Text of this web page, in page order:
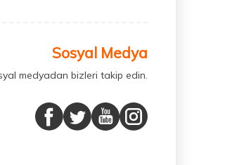
Sosyal Medya
medyadan bizleri takip edin.